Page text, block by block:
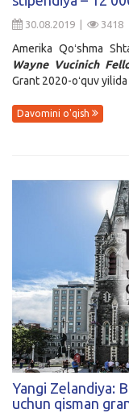
30.08.2019 | 3418
Amerika Qoʻshma
Wayne Vucinich
Grant 2020-oʻquv
Davomini o'qish
Yangi Zelandiya:
uchun qisman